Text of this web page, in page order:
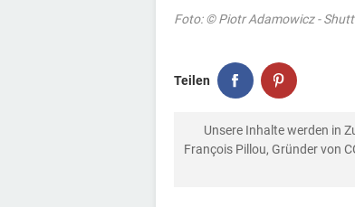
Foto: © Piotr Adamowicz -
Teilen
Unsere Inhalte werden in
François Pillou, Gründer von